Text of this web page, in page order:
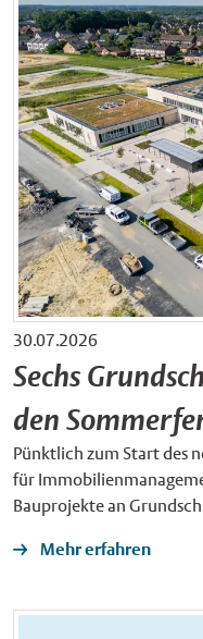
30.07.2026
Sechs
den
Pünktlich zum Start des
für
Bauprojekte an
Mehr erfahren